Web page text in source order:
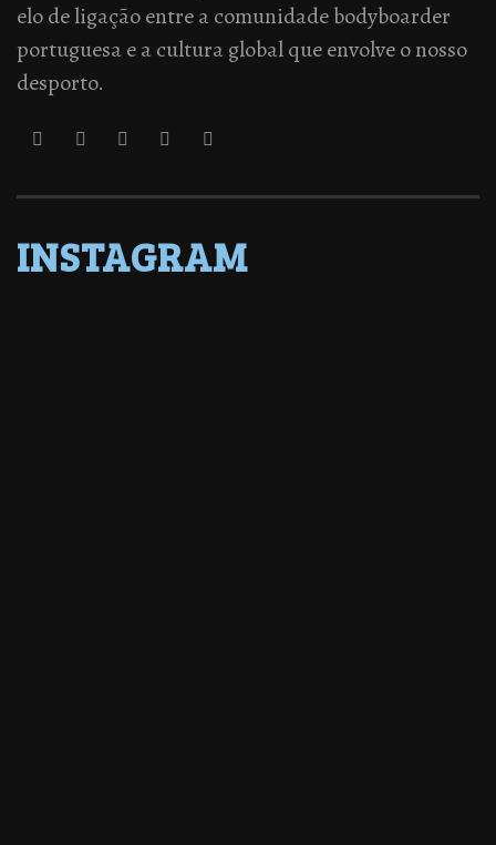
elo de ligação entre a comunidade bodyboarder
portuguesa e a cultura global que envolve o nosso
desporto.
INSTAGRAM